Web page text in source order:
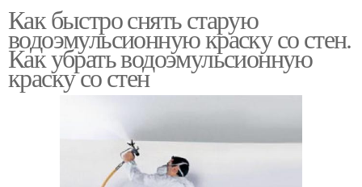
Как быстро снять старую
водоэмульсионную краску со стен.
Как убрать водоэмульсионную
краску со стен